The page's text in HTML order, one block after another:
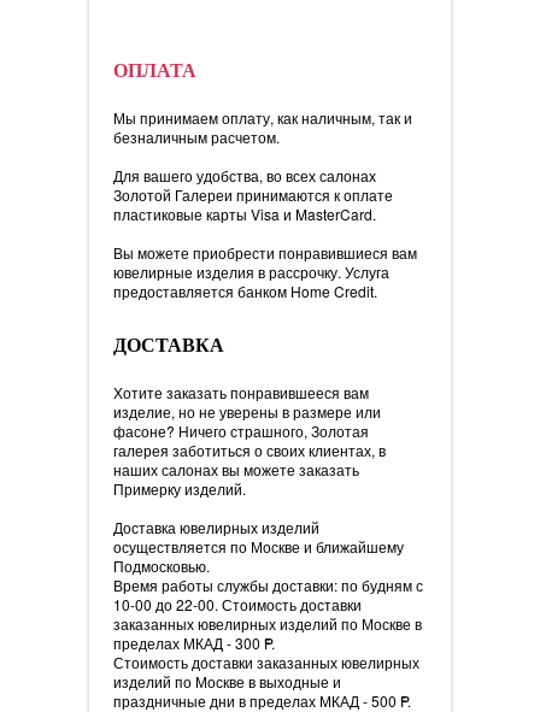
ОПЛАТА
Мы принимаем оплату, как наличным, так и
безналичным расчетом.
Для вашего удобства, во всех салонах
Золотой Галереи принимаются к оплате
пластиковые карты Visa и MasterCard.
Вы можете приобрести понравившиеся вам
ювелирные изделия в рассрочку. Услуга
предоставляется банком Home Credit.
ДОСТАВКА
Хотите заказать понравившееся вам
изделие, но не уверены в размере или
фасоне? Ничего страшного, Золотая
галерея заботиться о своих клиентах, в
наших салонах вы можете заказать
Примерку изделий.
Доставка ювелирных изделий
осуществляется по Москве и ближайшему
Подмосковью.
Время работы службы доставки: по будням с
10-00 до 22-00. Стоимость доставки
заказанных ювелирных изделий по Москве в
пределах МКАД - 300 =
P.
Стоимость доставки заказанных ювелирных
изделий по Москве в выходные и
праздничные дни в пределах МКАД - 500 =
P.